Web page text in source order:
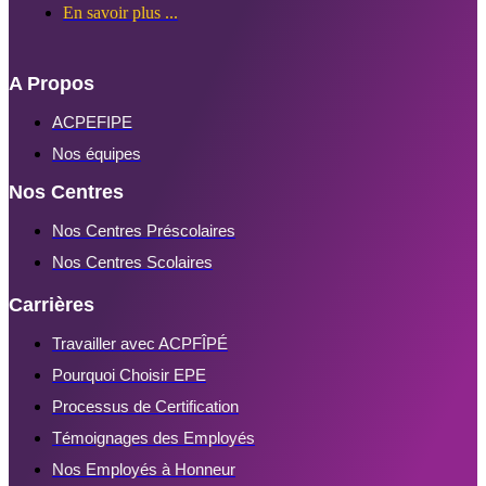
En savoir plus ...
A Propos
ACPEFIPE
Nos équipes
Nos Centres
Nos Centres Préscolaires
Nos Centres Scolaires
Carrières
Travailler avec ACPFÎPÉ
Pourquoi Choisir EPE
Processus de Certification
Témoignages des Employés
Nos Employés à Honneur